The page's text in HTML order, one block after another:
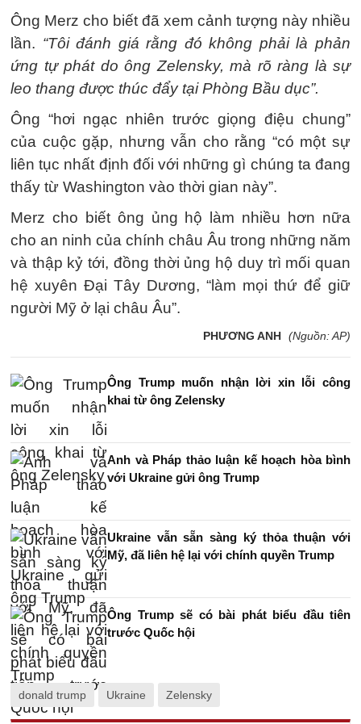
Ông Merz cho biết đã xem cảnh tượng này nhiều
lần. “Tôi đánh giá rằng đó không phải là phản
ứng tự phát do ông Zelensky, mà rõ ràng là sự
leo thang được thúc đẩy tại Phòng Bầu dục”.
Ông “hơi ngạc nhiên trước giọng điệu chung”
của cuộc gặp, nhưng vẫn cho rằng “có một sự
liên tục nhất định đối với những gì chúng ta đang
thấy từ Washington vào thời gian này”.
Merz cho biết ông ủng hộ làm nhiều hơn nữa
cho an ninh của chính châu Âu trong những năm
và thập kỷ tới, đồng thời ủng hộ duy trì mối quan
hệ xuyên Đại Tây Dương, “làm mọi thứ để giữ
người Mỹ ở lại châu Âu”.
PHƯƠNG ANH (Nguồn: AP)
Ông Trump muốn nhận lời xin lỗi công
khai từ ông Zelensky
Anh và Pháp thảo luận kế hoạch hòa bình
với Ukraine gửi ông Trump
Ukraine vẫn sẵn sàng ký thỏa thuận với
Mỹ, đã liên hệ lại với chính quyền Trump
Ông Trump sẽ có bài phát biểu đầu tiên
trước Quốc hội
donald trump Ukraine Zelensky